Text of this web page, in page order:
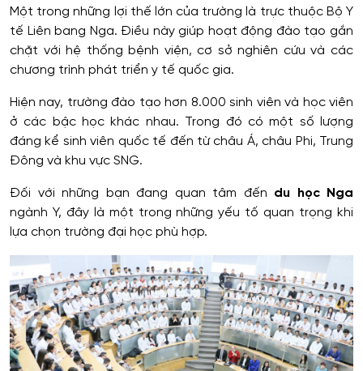
Một trong những lợi thế lớn của trường là trực thuộc Bộ Y
tế Liên bang Nga. Điều này giúp hoạt động đào tạo gắn
chặt với hệ thống bệnh viện, cơ sở nghiên cứu và các
chương trình phát triển y tế quốc gia.
Hiện nay, trường đào tạo hơn 8.000 sinh viên và học viên
ở các bậc học khác nhau. Trong đó có một số lượng
đáng kể sinh viên quốc tế đến từ châu Á, châu Phi, Trung
Đông và khu vực SNG.
Đối với những bạn đang quan tâm đến du học Nga
ngành Y, đây là một trong những yếu tố quan trọng khi
lựa chọn trường đại học phù hợp.